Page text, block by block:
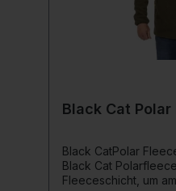
Black Cat
Black CatPolar
Black Cat
Fleeceschicht, um